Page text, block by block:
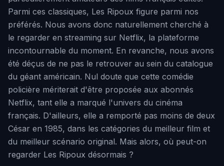
Parmi ces classiques, Les Ripoux figure parmi nos
préférés. Nous avons donc naturellement cherché à
le regarder en streaming sur Netflix, la plateforme
incontournable du moment. En revanche, nous avons
été déçus de ne pas le retrouver au sein du catalogue
du géant américain. Nul doute que cette comédie
policière mériterait d'être proposée aux abonnés
Netflix, tant elle a marqué l'univers du cinéma
français. D'ailleurs, elle a remporté pas moins de deux
César en 1985, dans les catégories du meilleur film et
du meilleur scénario original. Mais alors, où peut-on
regarder Les Ripoux désormais ?